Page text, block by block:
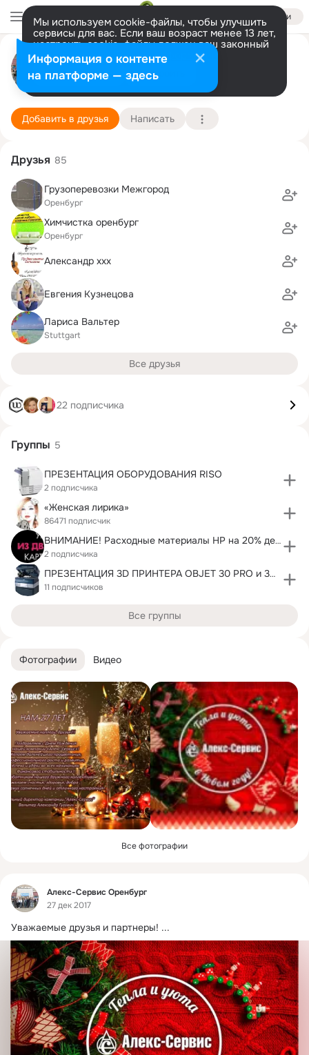
Войти
Мы используем cookie-файлы, чтобы улучшить
сервисы для вас. Если ваш возраст менее 13 лет,
настроить cookie-файлы должен ваш законный
представитель. Больше информации
Разрешить все Настроить
Алекс-Сервис Оренбург
Оренбург
29 декабря (35 лет)
Подробнее
Добавить в друзья Написать
Фотографии Видео
Все фотографии
Фид
Алекс-Сервис Оренбург
27 дек 2017
Уважаемые друзья и партнеры! ...
Друзья 85
Грузоперевозки Межгород
Оренбург
Химчистка оренбург
Оренбург
Александр ххх
Евгения Кузнецова
Лариса Вальтер
Stuttgart
Все друзья
22 подписчика
Группы 5
ПРЕЗЕНТАЦИЯ ОБОРУДОВАНИЯ RISO
2 подписчика
«Женская лирика»
86471 подписчик
ВНИМАНИЕ! Расходные материалы НР на 20% дешевле!
2 подписчика
ПРЕЗЕНТАЦИЯ 3D ПРИНТЕРА OBJET 30 PRO и 3D СКАНЕРА
11 подписчиков
Все группы
Информация о контенте
на платформе — здесь